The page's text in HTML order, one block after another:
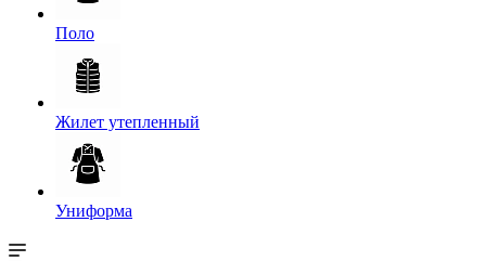
Поло
Жилет утепленный
Униформа